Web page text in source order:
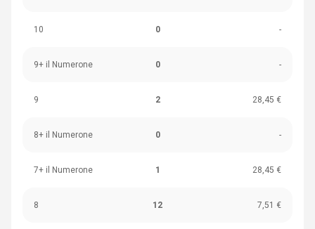
10 0 -
9+ il Numerone 0 -
9 2 28,45 €
8+ il Numerone 0 -
7+ il Numerone 1 28,45 €
8 12 7,51 €